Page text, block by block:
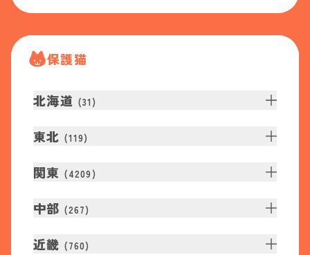
保護猫
北海道 (31 )
東北 (119)
関東 (4209 )
中部 (267)
近畿 (760)